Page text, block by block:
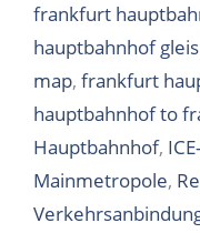
frankfurt
hauptbahnhof
map, frankfurt
hauptbahnhof to
Hauptbahnhof,
Mainmetropole,